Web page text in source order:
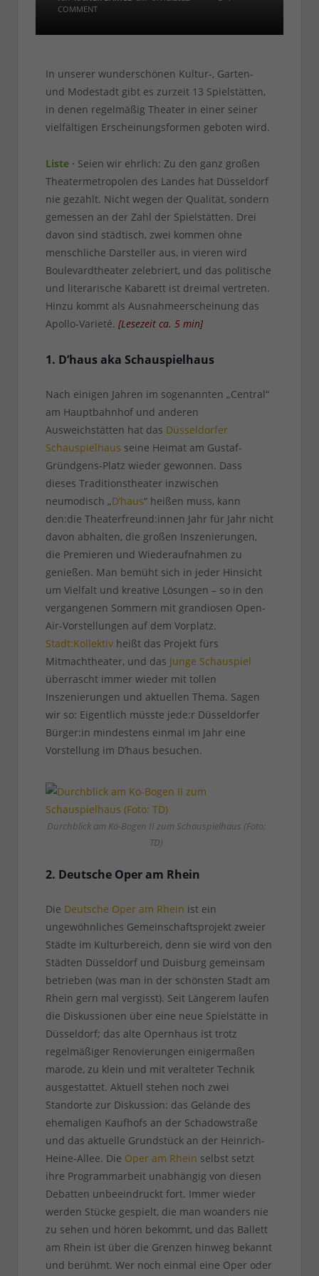
COMMENT
In unserer wunderschönen Kultur-, Garten-
und Modestadt gibt es zurzeit 13 Spielstätten,
in denen regelmäßig Theater in einer seiner
vielfältigen Erscheinungsformen geboten wird.
Liste · Seien wir ehrlich: Zu den ganz großen
Theatermetropolen des Landes hat Düsseldorf
nie gezählt. Nicht wegen der Qualität, sondern
gemessen an der Zahl der Spielstätten. Drei
davon sind städtisch, zwei kommen ohne
menschliche Darsteller aus, in vieren wird
Boulevardtheater zelebriert, und das politische
und literarische Kabarett ist dreimal vertreten.
Hinzu kommt als Ausnahmeerscheinung das
Apollo-Varieté. [Lesezeit ca. 5 min]
1. D’haus aka Schauspielhaus
Nach einigen Jahren im sogenannten „Central“
am Hauptbahnhof und anderen
Ausweichstätten hat das Düsseldorfer
Schauspielhaus seine Heimat am Gustaf-
Gründgens-Platz wieder gewonnen. Dass
dieses Traditionstheater inzwischen
neumodisch „D’haus“ heißen muss, kann
den:die Theaterfreund:innen Jahr für Jahr nicht
davon abhalten, die großen Inszenierungen,
die Premieren und Wiederaufnahmen zu
genießen. Man bemüht sich in jeder Hinsicht
um Vielfalt und kreative Lösungen – so in den
vergangenen Sommern mit grandiosen Open-
Air-Vorstellungen auf dem Vorplatz.
Stadt:Kollektivheißt das Projekt fürs
Mitmachtheater, und das Junge Schauspiel
überrascht immer wieder mit tollen
Inszenierungen und aktuellen Thema. Sagen
wir so: Eigentlich müsste jede:r Düsseldorfer
Bürger:in mindestens einmal im Jahr eine
Vorstellung im D’haus besuchen.
Durchblick am Kö-Bogen II zum Schauspielhaus (Foto:
TD)
2. Deutsche Oper am Rhein
Die Deutsche Oper am Rhein ist ein
ungewöhnliches Gemeinschaftsprojekt zweier
Städte im Kulturbereich, denn sie wird von den
Städten Düsseldorf und Duisburg gemeinsam
betrieben (was man in der schönsten Stadt am
Rhein gern mal vergisst). Seit Längerem laufen
die Diskussionen über eine neue Spielstätte in
Düsseldorf; das alte Opernhaus ist trotz
regelmäßiger Renovierungen einigermaßen
marode, zu klein und mit veralteter Technik
ausgestattet. Aktuell stehen noch zwei
Standorte zur Diskussion: das Gelände des
ehemaligen Kaufhofs an der Schadowstraße
und das aktuelle Grundstück an der Heinrich-
Heine-Allee. Die Oper am Rhein selbst setzt
ihre Programmarbeit unabhängig von diesen
Debatten unbeeindruckt fort. Immer wieder
werden Stücke gespielt, die man woanders nie
zu sehen und hören bekommt, und das Ballett
am Rhein ist über die Grenzen hinweg bekannt
und berühmt. Wer noch einmal eine Oper oder